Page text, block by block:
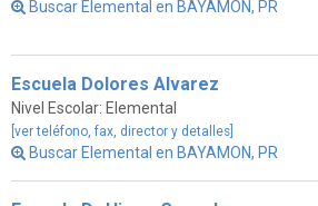
Buscar Elemental en BAYAMON, PR
Escuela Dolores Alvarez
Nivel Escolar: Elemental
[ver teléfono, fax, director y detalles]
Buscar Elemental en BAYAMON, PR